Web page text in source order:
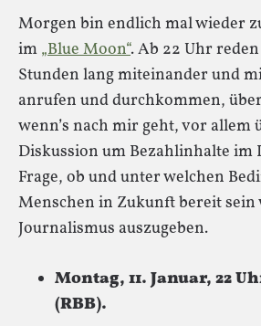
Morgen bin endlich mal wieder
im „Blue Moon“. Ab 22 Uhr
Stunden lang miteinander und
anrufen und durchkommen,
wenn’s nach mir geht, vor allem
Diskussion um Bezahlinhalte im
Frage, ob und unter welchen
Menschen in Zukunft bereit sein
Journalismus auszugeben.
Montag, 11. Januar, 22
(RBB).